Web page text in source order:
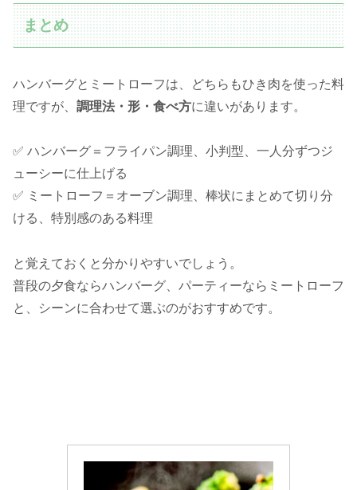
まとめ
ハンバーグとミートローフは、どちらもひき肉を使った料
理ですが、 調理法・形・食べ方に違いがあります。
✅ ハンバーグ＝フライパン調理、小判型、一人分ずつジ
ューシーに仕上げる
✅ ミートローフ＝オーブン調理、棒状にまとめて切り分
ける、特別感のある料理
と覚えておくと分かりやすいでしょう。
普段の夕食ならハンバーグ、パーティーならミートローフ
と、シーンに合わせて選ぶのがおすすめです。